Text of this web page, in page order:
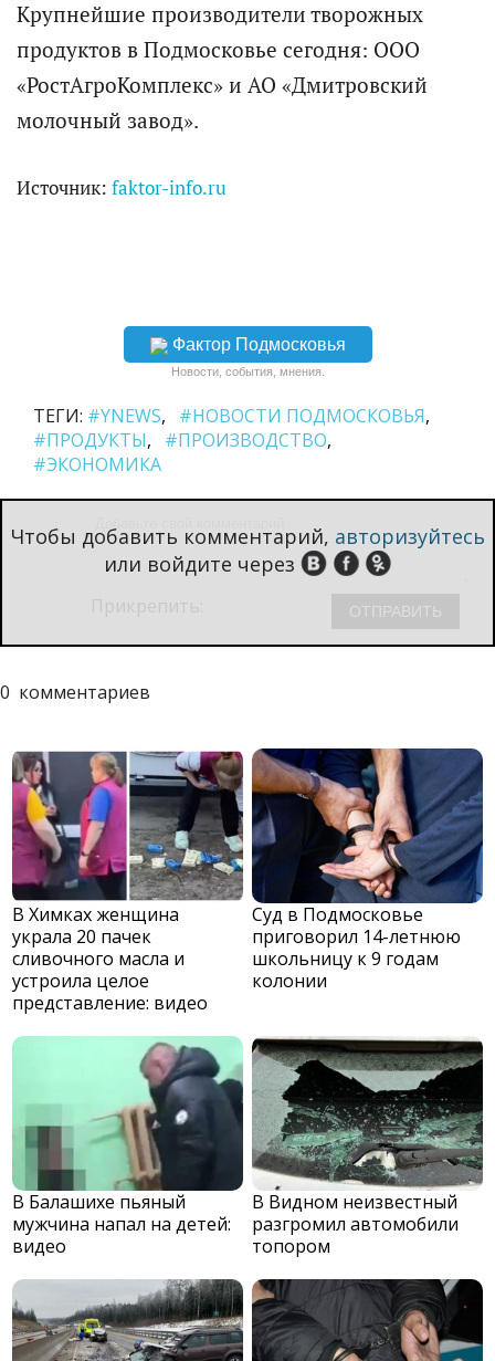
Крупнейшие производители творожных
продуктов в Подмосковье сегодня: ООО
«РостАгроКомплекс» и АО «Дмитровский
молочный завод».
Источник: faktor-info.ru
Фактор Подмосковья
Новости, события, мнения.
ТЕГИ: #YNEWS
#НОВОСТИ ПОДМОСКОВЬЯ
#ПРОДУКТЫ
#ПРОИЗВОДСТВО
#ЭКОНОМИКА
Чтобы добавить комментарий, авторизуйтесь
или войдите через
0 комментариев
В Химках женщина
украла 20 пачек
сливочного масла и
устроила целое
представление: видео
Суд в Подмосковье
приговорил 14-летнюю
школьницу к 9 годам
колонии
В Балашихе пьяный
мужчина напал на детей:
видео
В Видном неизвестный
разгромил автомобили
топором